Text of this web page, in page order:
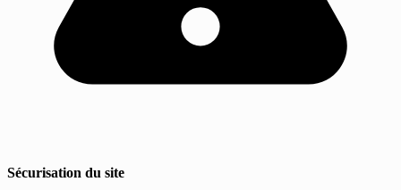
Sécurisation du site